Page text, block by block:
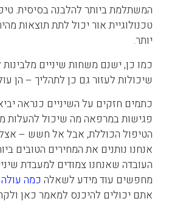
המשתלמת ביותר להלבנה בסיסית.
טכנולוגיית אור יכול לתת תוצאות
יותר.
כמו כן, ישנם משחות שיניים מלבינות
שיכולות לעזור גם כן לתהליך – הן עולות
כתמים חזקים על השיניים כנראה
פגישות במרפאה מה שיכול להעלות
הטיפול הכוללת, אבל אל חשש –
אנחנו נותנים את המחירים הטובים
העובדה שאנחנו צמודים למעבדת
מחפשים עוד מידע לשאלה כמה
אתם יכולים להיכנס למאמר כאן